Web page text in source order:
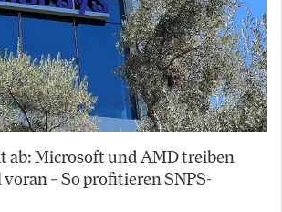
ab: Microsoft und AMD treiben
– So profitieren SNPS-